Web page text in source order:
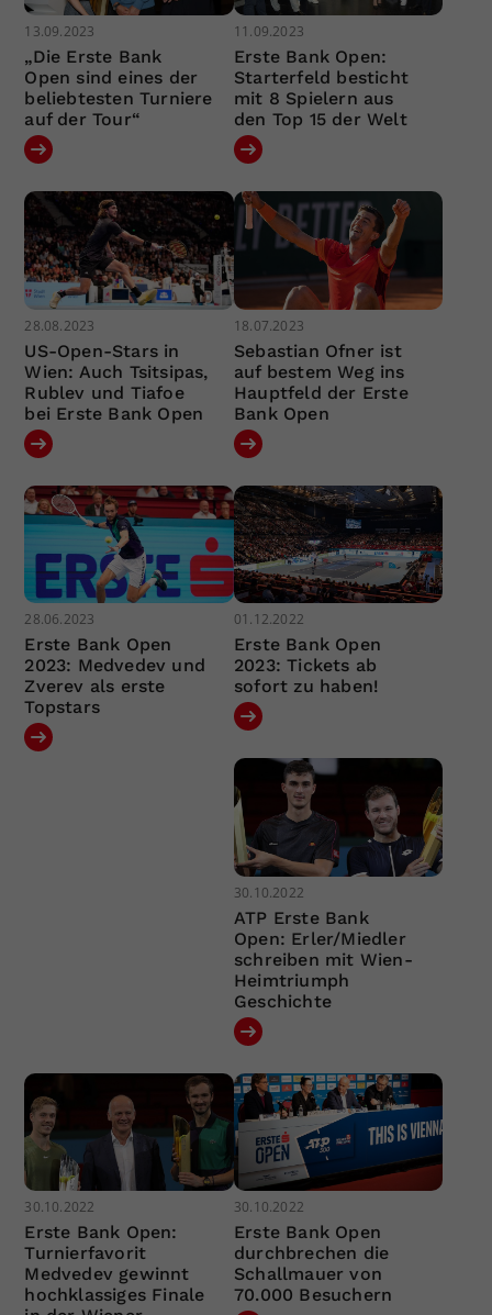
13.09.2023
„Die Erste Bank
Open sind eines der
beliebtesten Turniere
auf der Tour“
11.09.2023
Erste Bank Open:
Starterfeld besticht
mit 8 Spielern aus
den Top 15 der Welt
28.08.2023
US-Open-Stars in
Wien: Auch Tsitsipas,
Rublev und Tiafoe
bei Erste Bank Open
18.07.2023
Sebastian Ofner ist
auf bestem Weg ins
Hauptfeld der Erste
Bank Open
28.06.2023
Erste Bank Open
2023: Medvedev und
Zverev als erste
Topstars
01.12.2022
Erste Bank Open
2023: Tickets ab
sofort zu haben!
30.10.2022
ATP Erste Bank
Open: Erler/Miedler
schreiben mit Wien-
Heimtriumph
Geschichte
30.10.2022
Erste Bank Open:
Turnierfavorit
Medvedev gewinnt
hochklassiges Finale
30.10.2022
Erste Bank Open
durchbrechen die
Schallmauer von
70.000 Besuchern